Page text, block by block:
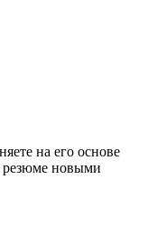
на его основе
резюме новыми